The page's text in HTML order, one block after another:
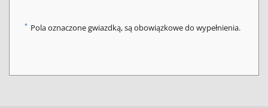
* Pola oznaczone gwiazdką, są obowiązkowe do wypełnienia.